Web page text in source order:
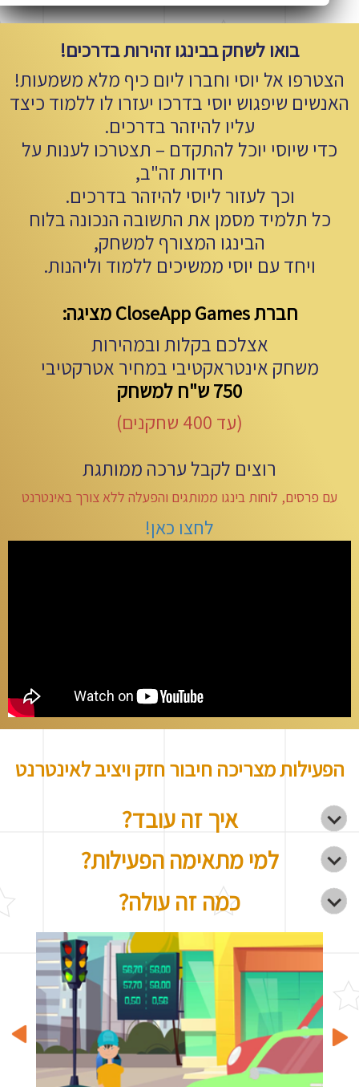
בואו לשחק בבינגו זהירות בדרכים!
הצטרפו אל יוסי וחברו ליום כיף מלא משמעות!
האנשים שיפגוש יוסי בדרכו יעזרו לו ללמוד כיצד
עליו להיזהר בדרכים.
כדי שיוסי יוכל להתקדם – תצטרכו לענות על
חידות זה"ב,
וכך לעזור ליוסי להיזהר בדרכים.
כל תלמיד מסמן את התשובה הנכונה בלוח
הבינגו המצורף למשחק,
ויחד עם יוסי ממשיכים ללמוד וליהנות.
חברת CloseApp Games מציגה:
אצלכם בקלות ובמהירות
משחק אינטראקטיבי במחיר אטרקטיבי
750 ש"ח למשחק
(עד 400 שחקנים)
רוצים לקבל ערכה ממותגת
עם פרסים, לוחות בינגו ממותגים והפעלה ללא צורך באינטרנט
לחצו כאן!
הפעילות מצריכה חיבור חזק ויציב לאינטרנט
איך זה עובד?
למי מתאימה הפעילות?
כמה זה עולה?
Next